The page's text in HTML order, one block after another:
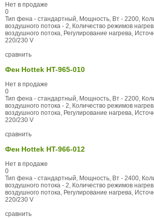
Нет в продаже
0
Тип фена - стандартный, Мощность, Вт - 2200,
воздушного потока - 2, Количество режимов
воздушного потока, Регулирование нагрева,
220/230 V
сравнить
Фен Hottek HT-965-010
Нет в продаже
0
Тип фена - стандартный, Мощность, Вт - 2200,
воздушного потока - 2, Количество режимов
воздушного потока, Регулирование нагрева,
220/230 V
сравнить
Фен Hottek HT-966-012
Нет в продаже
0
Тип фена - стандартный, Мощность, Вт - 2400,
воздушного потока - 2, Количество режимов
воздушного потока, Регулирование нагрева,
220/230 V
сравнить